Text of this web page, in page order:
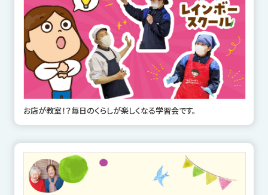
お店が教室！？毎日のくらしが楽しくなる学習会です。